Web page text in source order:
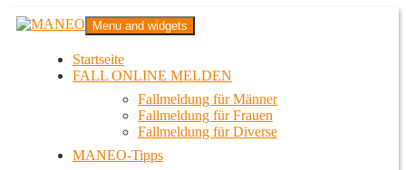
Zum
InhaltMANEO
Das schwule Anti-Gewalt-Projekt in Berlin
Menu and widgets
Startseite
FALL ONLINE MELDEN
Fallmeldung für Männer
Fallmeldung für Frauen
Fallmeldung für Diverse
MANEO-Tipps